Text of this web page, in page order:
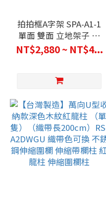
拍拍框A字架 SPA-A1-1
單面 雙面 立地架子 牌
子 公佈欄 A1告示牌尺
寸 可掀式鋁框海報A字
NT$2,880 ~ NT$4...